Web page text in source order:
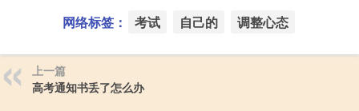
网络标签： 考试 自己的 调整心态
上一篇
高考通知书丢了怎么办